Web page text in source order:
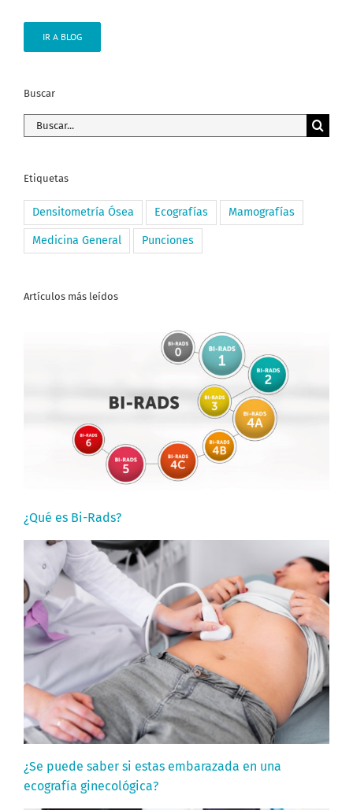
IR A BLOG
Buscar
Buscar:
Etiquetas
Densitometría Ósea Ecografías Mamografías
Medicina General Punciones
Artículos más leídos
¿Qué es Bi-Rads?
¿Se puede saber si estas embarazada en una
ecografía ginecológica?